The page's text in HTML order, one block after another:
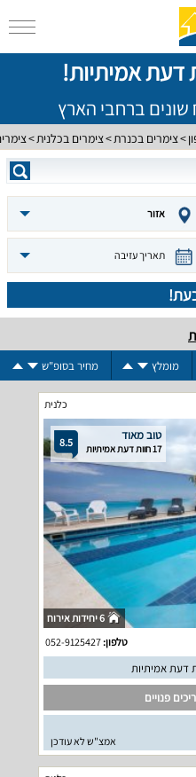
צימרים בכנרת צימרים בכלנית
אזור
תאריך עזיבה
מומלץ מחיר בסופ"ש
כלנית
8.5 טוב מאוד
17 חוות דעת אמיתיות
6 יחידות אירוח
טלפון:052-9125427
פנויים
אמצ"ש לא עודכן